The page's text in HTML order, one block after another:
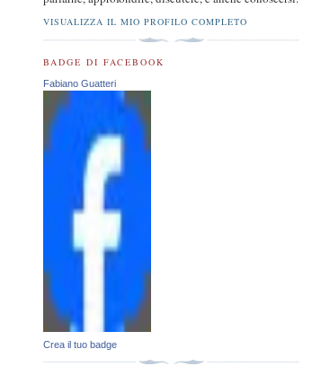
VISUALIZZA IL MIO PROFILO COMPLETO
BADGE DI FACEBOOK
Fabiano Guatteri
Crea il tuo badge